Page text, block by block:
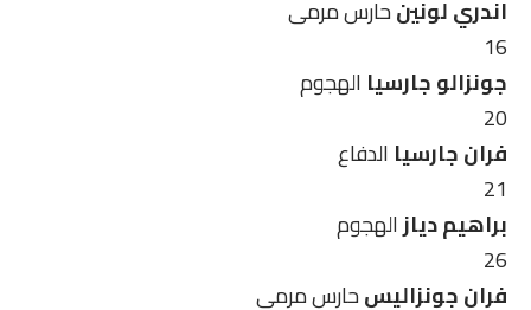
اندري لونينحارس مرمى
16
جونزالو جارسيا الهجوم
20
فران جارسيا الدفاع
21
براهيم ديازالهجوم
26
فران جونزاليسحارس مرمى